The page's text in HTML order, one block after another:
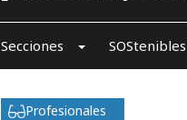
Secciones SOStenibles
Profesionales